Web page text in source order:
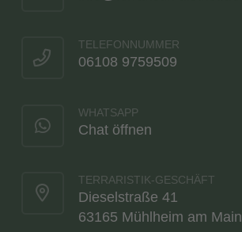
TELEFONNUMMER
06108 9759509
WHATSAPP
Chat öffnen
TERRARISTIK-GESCHÄFT
Dieselstraße 41
63165 Mühlheim am Main